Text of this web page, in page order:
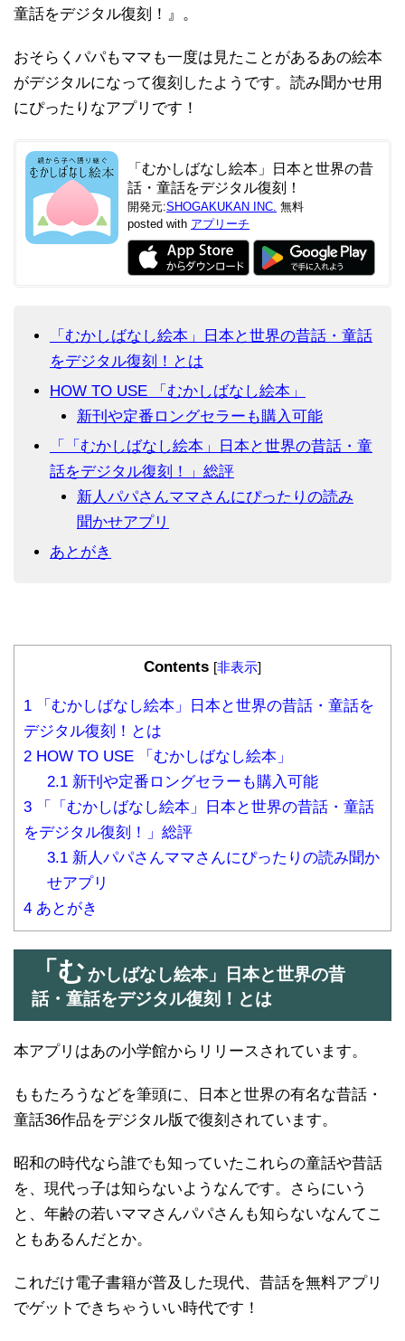
童話をデジタル復刻！』。
おそらくパパもママも一度は見たことがあるあの絵本
がデジタルになって復刻したようです。読み聞かせ用
にぴったりなアプリです！
「むかしばなし絵本」日本と世界の昔
話・童話をデジタル復刻！
開発元:SHOGAKUKAN INC. 無料
posted with アプリーチ
「むかしばなし絵本」日本と世界の昔話・童話
をデジタル復刻！とは
HOW TO USE 「むかしばなし絵本」
新刊や定番ロングセラーも購入可能
「「むかしばなし絵本」日本と世界の昔話・童
話をデジタル復刻！」総評
新人パパさんママさんにぴったりの読み
聞かせアプリ
あとがき
Contents [非表示]
1 「むかしばなし絵本」日本と世界の昔話・童話を
デジタル復刻！とは
2 HOW TO USE 「むかしばなし絵本」
2.1新刊や定番ロングセラーも購入可能
3 「「むかしばなし絵本」日本と世界の昔話・童話
をデジタル復刻！」総評
3.1新人パパさんママさんにぴったりの読み聞か
せアプリ
4 あとがき
「むかしばなし絵本」日本と世界の昔
話・童話をデジタル復刻！とは
本アプリはあの小学館からリリースされています。
ももたろうなどを筆頭に、日本と世界の有名な昔話・
童話36作品をデジタル版で復刻されています。
昭和の時代なら誰でも知っていたこれらの童話や昔話
を、現代っ子は知らないようなんです。さらにいう
と、年齢の若いママさんパパさんも知らないなんてこ
ともあるんだとか。
これだけ電子書籍が普及した現代、昔話を無料アプリ
でゲットできちゃういい時代です！